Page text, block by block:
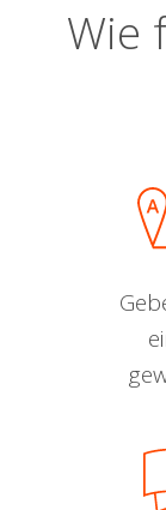
Wie